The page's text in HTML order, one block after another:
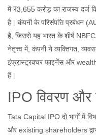
में ₹3,655 करोड़ का राजस्व दर्ज
है। कंपनी के परिसंपत्ति प्रबंधन
है, जिससे यह भारत के शीर्ष
नेतृत्त्व में, कंपनी ने व्यक्तिगत,
इंफ्रास्ट्रक्चर फाइनेंस और
हैं।
IPO विवरण और
Tata Capital IPO दो भागों में
और existing shareholders